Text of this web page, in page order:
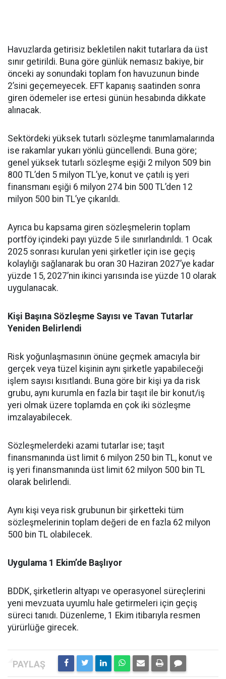
Havuzlarda getirisiz bekletilen nakit tutarlara da üst
sınır getirildi. Buna göre günlük nemasız bakiye, bir
önceki ay sonundaki toplam fon havuzunun binde
2’sini geçemeyecek. EFT kapanış saatinden sonra
giren ödemeler ise ertesi günün hesabında dikkate
alınacak.
Sektördeki yüksek tutarlı sözleşme tanımlamalarında
ise rakamlar yukarı yönlü güncellendi. Buna göre;
genel yüksek tutarlı sözleşme eşiği 2 milyon 509 bin
800 TL’den 5 milyon TL’ye, konut ve çatılı iş yeri
finansmanı eşiği 6 milyon 274 bin 500 TL’den 12
milyon 500 bin TL’ye çıkarıldı.
Ayrıca bu kapsama giren sözleşmelerin toplam
portföy içindeki payı yüzde 5 ile sınırlandırıldı. 1 Ocak
2025 sonrası kurulan yeni şirketler için ise geçiş
kolaylığı sağlanarak bu oran 30 Haziran 2027’ye kadar
yüzde 15, 2027’nin ikinci yarısında ise yüzde 10 olarak
uygulanacak.
Kişi Başına Sözleşme Sayısı ve Tavan Tutarlar
Yeniden Belirlendi
Risk yoğunlaşmasının önüne geçmek amacıyla bir
gerçek veya tüzel kişinin aynı şirketle yapabileceği
işlem sayısı kısıtlandı. Buna göre bir kişi ya da risk
grubu, aynı kurumla en fazla bir taşıt ile bir konut/iş
yeri olmak üzere toplamda en çok iki sözleşme
imzalayabilecek.
Sözleşmelerdeki azami tutarlar ise; taşıt
finansmanında üst limit 6 milyon 250 bin TL, konut ve
iş yeri finansmanında üst limit 62 milyon 500 bin TL
olarak belirlendi.
Aynı kişi veya risk grubunun bir şirketteki tüm
sözleşmelerinin toplam değeri de en fazla 62 milyon
500 bin TL olabilecek.
Uygulama 1 Ekim’de Başlıyor
BDDK, şirketlerin altyapı ve operasyonel süreçlerini
yeni mevzuata uyumlu hale getirmeleri için geçiş
süreci tanıdı. Düzenleme, 1 Ekim itibarıyla resmen
yürürlüğe girecek.